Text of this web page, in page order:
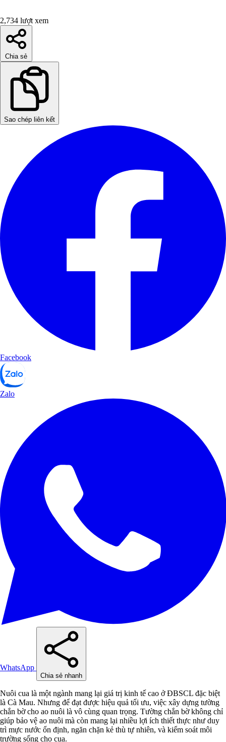
2,734 lượt xem
Chia sẻ
Sao chép liên kết
Facebook
Zalo
WhatsApp
Chia sẻ nhanh
Nuôi cua là một ngành mang lại giá trị kinh tế cao ở ĐBSCL đặc biệt
là Cà Mau. Nhưng để đạt được hiệu quả tối ưu, việc xây dựng tường
chắn bờ cho ao nuôi là vô cùng quan trọng. Tường chắn bờ không chỉ
giúp bảo vệ ao nuôi mà còn mang lại nhiều lợi ích thiết thực như duy
trì mực nước ổn định, ngăn chặn kẻ thù tự nhiên, và kiểm soát môi
trường sống cho cua.